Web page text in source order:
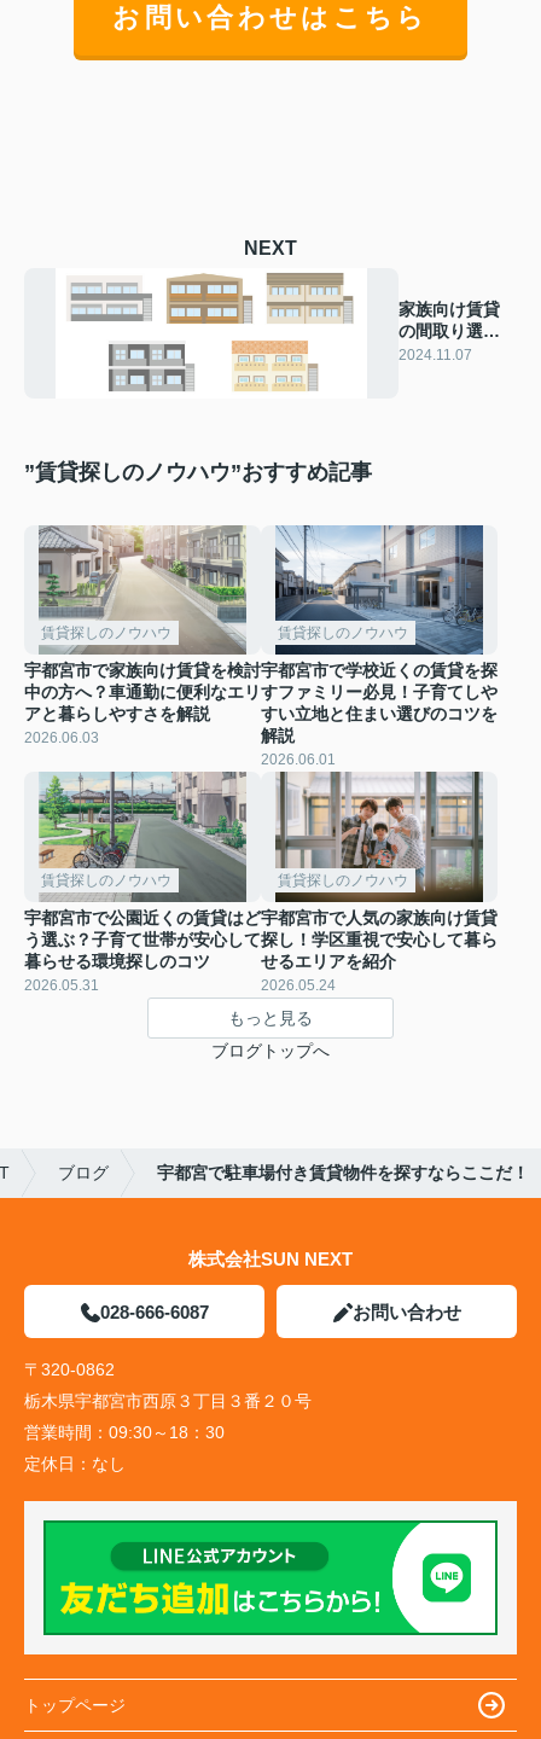
お問い合わせはこちら
NEXT
家族向け賃貸
の間取り選
び！最適な選
2024.11.07
”賃貸探しのノウハウ”おすすめ記事
賃貸探しのノウハウ
宇都宮市で家族向け賃貸を検討
中の方へ？車通勤に便利なエリ
アと暮らしやすさを解説
2026.06.03
賃貸探しのノウハウ
宇都宮市で学校近くの賃貸を探
すファミリー必見！子育てしや
すい立地と住まい選びのコツを
解説
2026.06.01
賃貸探しのノウハウ
宇都宮市で公園近くの賃貸はど
う選ぶ？子育て世帯が安心して
暮らせる環境探しのコツ
2026.05.31
賃貸探しのノウハウ
宇都宮市で人気の家族向け賃貸
探し！学区重視で安心して暮ら
せるエリアを紹介
2026.05.24
もっと見る
ブログトップへ
ブログ 宇都宮で駐車場付き賃貸物件を探すならここだ！
株式会社SUN NEXT
028-666-6087 お問い合わせ
〒320-0862
栃木県宇都宮市西原３丁目３番２０号
営業時間： 09:30～18：30
定休日： なし
トップページ